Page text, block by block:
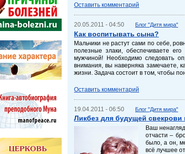
Оставить комментарий
20.05.2011 - 04:50 Блог "Дитя мира"
Как воспитывать сына?
Мальчики не растут сами по себе,
полезные злаки, обеспечиваете
мужчиной! Необходимо следовать
внимания, вы наверняка замечаете,
жизни. Задача состоит в том, чтобы
Оставить комментарий
19.04.2011 - 06:50 Блог "Дитя мира"
Ликбез для будущей свекрови
Ваш
отчасти –
было, а он,
всё лучшее